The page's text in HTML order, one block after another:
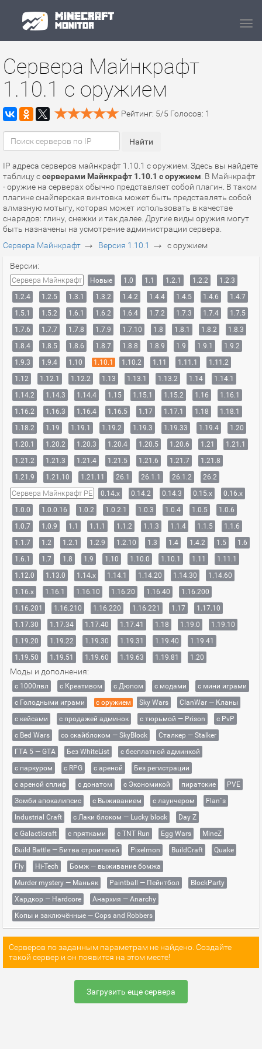
Сервера Майнкрафт
1.10.1 с оружием
Рейтинг: 5/5 Голосов: 1
IP адреса серверов майнкрафт 1.10.1 с оружием. Здесь вы найдете
таблицу ссерверами Майнкрафт 1.10.1 с оружием . В Майнкрафт
- оружие на серверах обычно представляет собой плагин. В таком
плагине снайперская винтовка может быть представлять собой
алмазную мотыгу, которая может использовать в качестве
снарядов: глину, снежки и так далее. Другие виды оружия могут
быть назначены на усмотрение администрации сервера.
Сервера Майнкрафт → Версия 1.10.1 → с оружием
Версии:
Сервера Майнкрафт Новые 1.0 1.1 1.2.1 1.2.2
1.2.3
1.2.4
1.2.5 1.3.1 1.3.2 1.4.2 1.4.4 1.4.5 1.4.6
1.4.7
1.5.1
1.5.2 1.6.1 1.6.2 1.6.4 1.7.2 1.7.3 1.7.4
1.7.5
1.7.6
1.7.7 1.7.8 1.7.9 1.7.10 1.8 1.8.1 1.8.2
1.8.3
1.8.4
1.8.5 1.8.6 1.8.7 1.8.8 1.8.9 1.9 1.9.1
1.9.2
1.9.3
1.9.4 1.10 1.10.1 1.10.2 1.11 1.11.1
1.11.2
1.12
1.12.1 1.12.2 1.13 1.13.1 1.13.2 1.14
1.14.1
1.14.2
1.14.3 1.14.4 1.15 1.15.1 1.15.2 1.16
1.16.1
1.16.2
1.16.3 1.16.4 1.16.5 1.17 1.17.1 1.18
1.18.1
1.18.2
1.19 1.19.1 1.19.2 1.19.3 1.19.33 1.19.4
1.20
1.20.1
1.20.2 1.20.3 1.20.4 1.20.5 1.20.6 1.21
1.21.1
1.21.2
1.21.3 1.21.4 1.21.5 1.21.6 1.21.7
1.21.8
1.21.9
1.21.10 1.21.11 26.1 26.1.1 26.1.2 26.2
Сервера Майнкрафт PE 0.14.x 0.14.2 0.14.3 0.15.x
0.16.x
1.0.0
1.0.0.16 1.0.2 1.0.2.1 1.0.3 1.0.4 1.0.5
1.0.6
1.0.7
1.0.9 1.1 1.1.1 1.1.2 1.1.3 1.1.4 1.1.5
1.1.6
1.1.7
1.2 1.2.1 1.2.9 1.2.10 1.3 1.4 1.4.2 1.5
1.6
1.6.1
1.7 1.8 1.9 1.10 1.10.0 1.10.1 1.11
1.11.1
1.12.0
1.13.0 1.14.x 1.14.1 1.14.20 1.14.30
1.14.60
1.16.x
1.16.1 1.16.10 1.16.20 1.16.40
1.16.200
1.16.201
1.16.210 1.16.220 1.16.221 1.17
1.17.10
1.17.30
1.17.34 1.17.40 1.17.41 1.18 1.19.0
1.19.10
1.19.20
1.19.22 1.19.30 1.19.31 1.19.40
1.19.41
1.19.50
1.19.51 1.19.60 1.19.63 1.19.81 1.20
Моды и дополнения:
с 1000лвл c Креативом с Дюпом с модами
с мини играми
с Голодными играми
с оружием Sky Wars
ClanWar — Кланы
с кейсами
с продажей админок с тюрьмой — Prison
с PvP
с Bed Wars
со скайблоком — SkyBlock
Сталкер — Stalker
ГТА 5 — GTA
Без WhiteList
с бесплатной админкой
с паркуром
с RPG с ареной
Без регистрации
с ареной сплиф
с донатом с Экономикой пиратские
PVE
Зомби апокалипсис
с Выживанием с лаунчером
Flan`s
Industrial Craft
с Лаки блоком — Lucky block
Day Z
с Galacticraft
с прятками с TNT Run Egg Wars
MineZ
Build Battle — Битва строителей
Pixelmon BuildCraft
Quake
Fly
Hi-Tech
Бомж — выживание бомжа
Murder mystery — Маньяк
Paintball — Пейнтбол
BlockParty
Хардкор — Hardcore
Анархия — Anarchy
Копы и заключённые — Cops and Robbers
Серверов по заданным параметрам не найдено. Создайте
такой сервер и он появится на этом месте!
Загрузить еще сервера